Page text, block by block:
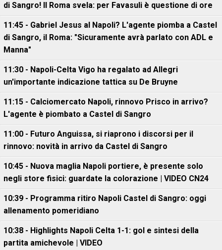
di Sangro! Il Roma svela: per Favasuli è questione di ore
11:45 - Gabriel Jesus al Napoli? L'agente piomba a Castel
di Sangro, il Roma: "Sicuramente avrà parlato con ADL e
Manna"
11:30 - Napoli-Celta Vigo ha regalato ad Allegri
un'importante indicazione tattica su De Bruyne
11:15 - Calciomercato Napoli, rinnovo Prisco in arrivo?
L'agente è piombato a Castel di Sangro
11:00 - Futuro Anguissa, si riaprono i discorsi per il
rinnovo: novità in arrivo da Castel di Sangro
10:45 - Nuova maglia Napoli portiere, è presente solo
negli store fisici: guardate la colorazione | VIDEO CN24
10:39 - Programma ritiro Napoli Castel di Sangro: oggi
allenamento pomeridiano
10:38 - Highlights Napoli Celta 1-1: gol e sintesi della
partita amichevole | VIDEO